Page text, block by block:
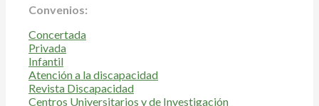
Convenios:
Concertada
Privada
Infantil
Atención a la discapacidad
Revista Discapacidad
Centros Universitarios y de Investigación